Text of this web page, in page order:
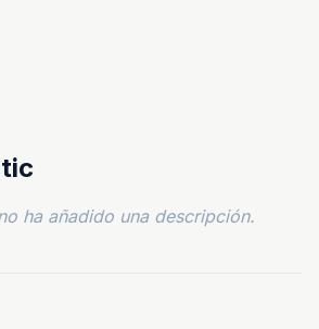
ha añadido una descripción.